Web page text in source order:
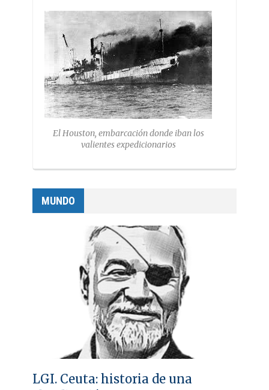
El Houston, embarcación donde iban los
valientes expedicionarios
MUNDO
LGI. Ceuta: historia de una